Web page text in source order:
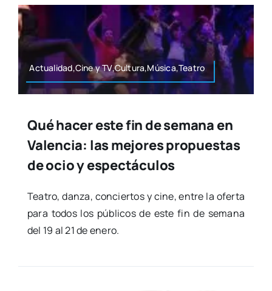
Actualidad,Cine y TV,Cultura,Música,Teatro
Qué hacer este fin de semana en
Valencia: las mejores propuestas
de ocio y espectáculos
Tea­tro, dan­za, con­cier­tos y cine, entre la ofer­ta
para todos los públi­cos de este fin de sema­na
del 19 al 21 de enero.